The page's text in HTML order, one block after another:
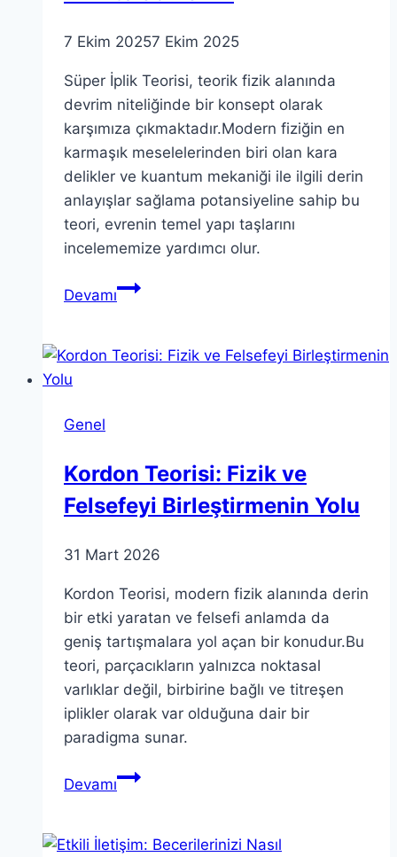
7 Ekim 20257 Ekim 2025
Süper İplik Teorisi, teorik fizik alanında
devrim niteliğinde bir konsept olarak
karşımıza çıkmaktadır.Modern fiziğin en
karmaşık meselelerinden biri olan kara
delikler ve kuantum mekaniği ile ilgili derin
anlayışlar sağlama potansiyeline sahip bu
teori, evrenin temel yapı taşlarını
incelememize yardımcı olur.
DevamıSüper
Teorik
Genel
Kordon Teorisi: Fizik ve
Felsefeyi Birleştirmenin Yolu
31 Mart 2026
Kordon Teorisi, modern fizik alanında derin
bir etki yaratan ve felsefi anlamda da
geniş tartışmalara yol açan bir konudur.Bu
teori, parçacıkların yalnızca noktasal
varlıklar değil, birbirine bağlı ve titreşen
iplikler olarak var olduğuna dair bir
paradigma sunar.
DevamıKordon
ve